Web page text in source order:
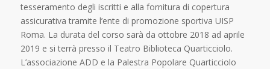
tesseramento degli iscritti e alla fornitura di copertura
assicurativa tramite l’ente di promozione sportiva UISP
Roma. La durata del corso sarà da ottobre 2018 ad aprile
2019 e si terrà presso il Teatro Biblioteca Quarticciolo.
L’associazione ADD e la Palestra Popolare Quarticciolo